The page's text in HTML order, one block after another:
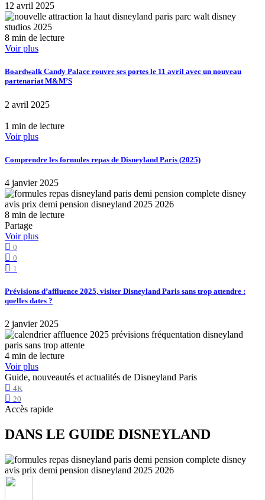
12 avril 2025
8 min de lecture
Voir plus
Boardwalk Candy Palace rouvre ses portes le 11 avril avec un nouveau
partenariat M&M’S
2 avril 2025
1 min de lecture
Voir plus
Comprendre les formules repas de Disneyland Paris (2025)
4 janvier 2025
8 min de lecture
Partage
Voir plus
0
0
1
Prévisions d’affluence 2025, visiter Disneyland Paris sans trop attendre :
quelles dates ?
2 janvier 2025
4 min de lecture
Voir plus
Guide, nouveautés et actualités de Disneyland Paris
4K
20
Accès rapide
DANS LE GUIDE DISNEYLAND